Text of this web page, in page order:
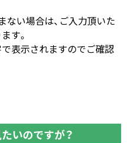
ない場合は、ご入力頂いた
す。
で表示されますのでご確認
いのですが？